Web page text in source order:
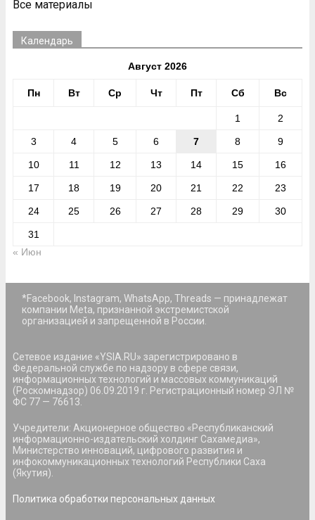
Все материалы
Календарь
Август 2026
Пн Вт Ср Чт Пт Сб Вс
1 2
3 4 5 6 7 8 9
10 11 12 13 14 15 16
17 18 19 20 21 22 23
24 25 26 27 28 29 30
31
« Июн
*Facebook, Instagram, WhatsApp, Threads — принадлежат
компании Meta, признанной экстремистской
организацией и запрещенной в России.
Сетевое издание «YSIA.RU» зарегистрировано в
Федеральной службе по надзору в сфере связи,
информационных технологий и массовых коммуникаций
(Роскомнадзор) 06.09.2019 г. Регистрационный номер ЭЛ №
ФС 77 — 76613.
Учредители: Акционерное общество «Республиканский
информационно-издательский холдинг Сахамедиа»,
Министерство инноваций, цифрового развития и
инфокоммуникационных технологий Республики Саха
(Якутия).
Политика обработки персональных данных